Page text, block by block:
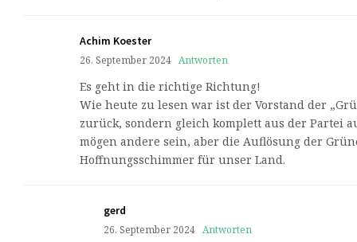
Achim Koester
26. September 2024 Antworten
Es geht in die richtige Richtung!
Wie heute zu lesen war ist der Vorstand der
zurück, sondern gleich komplett aus der Partei
mögen andere sein, aber die Auflösung der
Hoffnungsschimmer für unser Land.
gerd
26. September 2024 Antworten